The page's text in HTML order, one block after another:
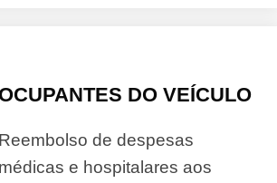
DO VEÍCULO
de despesas
e hospitalares aos